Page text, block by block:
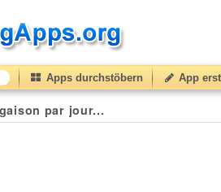
Apps durchstöbern App
par jour...